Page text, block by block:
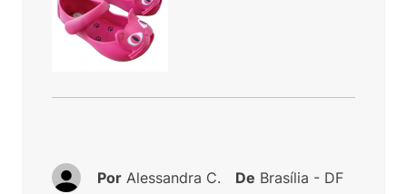
Por Alessandra C. De Brasília - DF